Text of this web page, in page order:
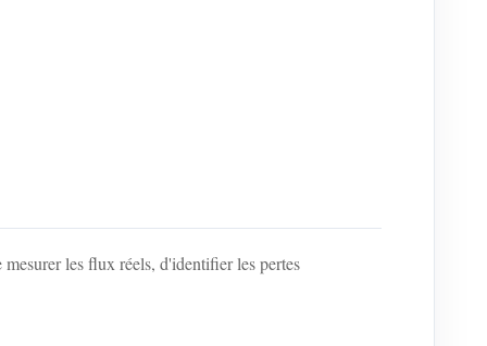
les flux réels, d'identifier les pertes